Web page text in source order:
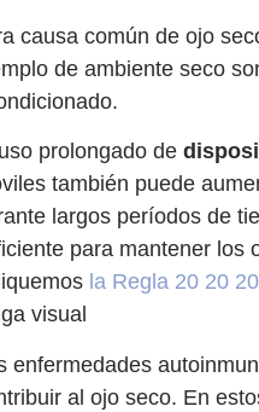
causa común de ojo
de ambiente seco
prolongado de
también puede
largos períodos de
para mantener los
la Regla 20 20 20
visual
enfermedades
al ojo seco. En